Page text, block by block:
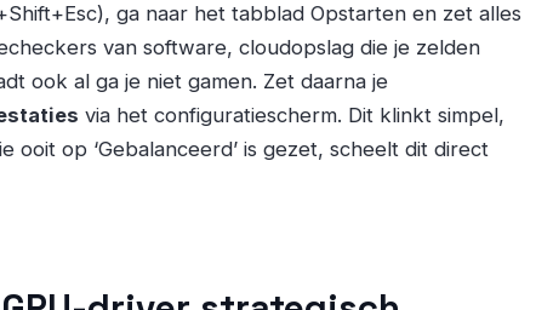
ga naar het tabblad Opstarten en zet alles
van software, cloudopslag die je zelden
ook al ga je niet gamen. Zet daarna je
via het configuratiescherm. Dit klinkt simpel,
ooit op ‘Gebalanceerd’ is gezet, scheelt dit direct